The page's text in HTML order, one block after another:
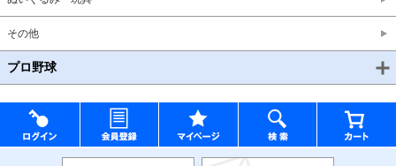
その他
プロ野球